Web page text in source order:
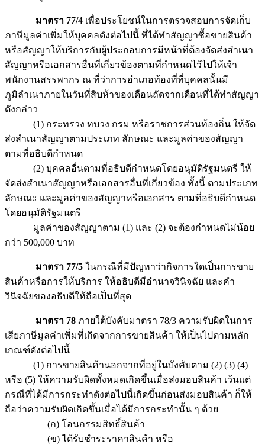
มาตรา 77/4 เพื่อประโยชน์ในการตรวจสอบการจัดเก็บ
ภาษีมูลค่าเพิ่มให้บุคคลดังต่อไปนี้ ที่ได้ทำสัญญาซื้อขายสินค้า
หรือสัญญาให้บริการกับผู้ประกอบการมีหน้าที่ต้องจัดส่งสำเนา
สัญญาหรือเอกสารอื่นที่เกี่ยวข้องตามที่กำหนดไว้ไปให้เจ้า
พนักงานสรรพากร ณ ที่ว่าการอำเภอท้องที่ที่บุคคลนั้นมี
ภูมิลำเนาภายในวันที่สิบห้าของเดือนถัดจากเดือนที่ได้ทำสัญญา
ดังกล่าว
(1) กระทรวง ทบวง กรม หรือราชการส่วนท้องถิ่น ให้จัด
ส่งสำเนาสัญญาตามประเภท ลักษณะ และมูลค่าของสัญญา
ตามที่อธิบดีกำหนด
(2) บุคคลอื่นตามที่อธิบดีกำหนดโดยอนุมัติรัฐมนตรี ให้
จัดส่งสำเนาสัญญาหรือเอกสารอื่นที่เกี่ยวข้อง ทั้งนี้ ตามประเภท
ลักษณะ และมูลค่าของสัญญาหรือเอกสาร ตามที่อธิบดีกำหนด
โดยอนุมัติรัฐมนตรี
มูลค่าของสัญญาตาม (1) และ (2) จะต้องกำหนดไม่น้อย
กว่า 500,000 บาท
มาตรา 77/5 ในกรณีที่มีปัญหาว่ากิจการใดเป็นการขาย
สินค้าหรือการให้บริการ ให้อธิบดีมีอำนาจวินิจฉัย และคำ
วินิจฉัยของอธิบดีให้ถือเป็นที่สุด
มาตรา 78 ภายใต้บังคับมาตรา 78/3 ความรับผิดในการ
เสียภาษีมูลค่าเพิ่มที่เกิดจากการขายสินค้า ให้เป็นไปตามหลัก
เกณฑ์ดังต่อไปนี้
(1) การขายสินค้านอกจากที่อยู่ในบังคับตาม (2) (3) (4)
หรือ (5) ให้ความรับผิดทั้งหมดเกิดขึ้นเมื่อส่งมอบสินค้า เว้นแต่
กรณีที่ได้มีการกระทำดังต่อไปนี้เกิดขึ้นก่อนส่งมอบสินค้า ก็ให้
ถือว่าความรับผิดเกิดขึ้นเมื่อได้มีการกระทำนั้น ๆ ด้วย
(ก) โอนกรรมสิทธิ์สินค้า
(ข) ได้รับชำระราคาสินค้า หรือ